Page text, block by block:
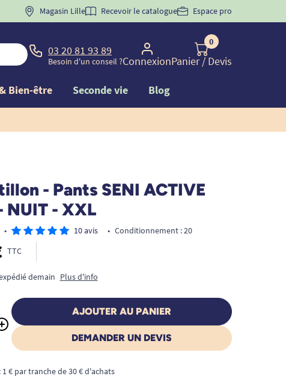
BIENVENUE" pourla 1ère commande d'incontinence
Magasin Lille Recevoir le catalogue Espace pro
03 20 81 93 89
Besoin d'un conseil ?Connexion
0
Panier/ Devis
Bien-être Seconde vie Blog
- Pants SENI ACTIVE
NUIT - XXL
• 10 avis • Conditionnement : 20
TTC
demain Plus d'info
AJOUTER AU PANIER
DEMANDER UN DEVIS
€ par tranche de 30 € d'achats